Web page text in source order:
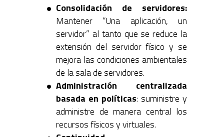
Consolidación de servidores:
Mantener “Una aplicación, un
servidor” al tanto que se reduce la
extensión del servidor físico y se
mejora las condiciones ambientales
de la sala de servidores.
Administración centralizada
basada en políticas: suministre y
administre de manera central los
recursos físicos y virtuales.